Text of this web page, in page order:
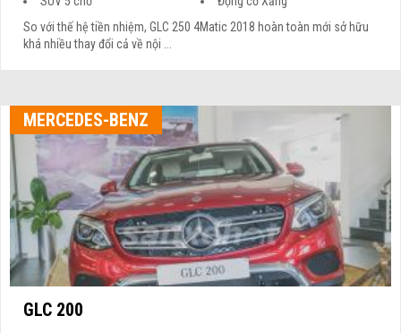
So với thế hệ tiền nhiệm, GLC 250 4Matic 2018 hoàn toàn mới sở hữu
khá nhiều thay đổi cả về nội ...
MERCEDES-BENZ
GLC 200